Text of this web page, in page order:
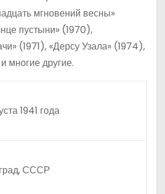
мгновений весны»
пустыни» (1970),
(1971), «Дерсу Узала» (1974),
многие другие.
1941 года
СССР